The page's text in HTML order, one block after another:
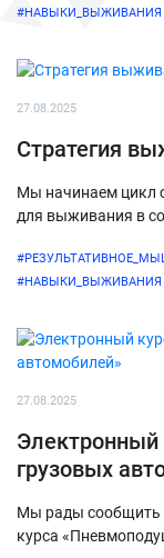
#НАВЫКИ_ВЫЖИВАНИЯ
27.08.2025
Стратегия
Мы начинаем цикл
для выживания в
#НАВЫКИ_ВЫЖИВАНИЯ
27.08.2025
грузовых
Мы рады сообщить
курса